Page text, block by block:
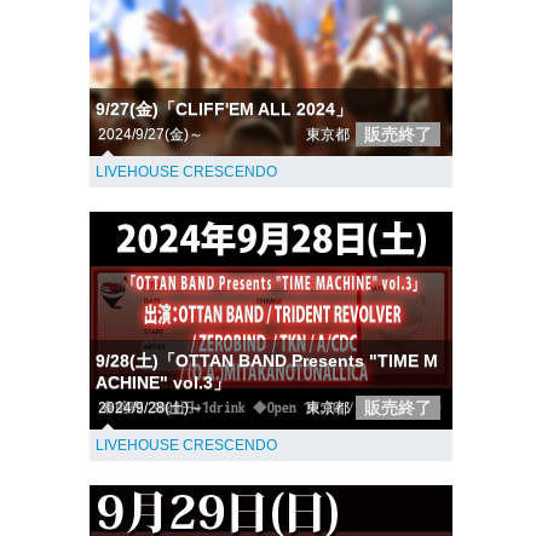
9/27(金)「CLIFF'EM ALL 2024」
2024/9/27(金)～ 東京都 販売終了
LIVEHOUSE CRESCENDO
9/28(土)「OTTAN BAND Presents "TIME M
ACHINE" vol.3」
2024/9/28(土)～ 東京都 販売終了
LIVEHOUSE CRESCENDO